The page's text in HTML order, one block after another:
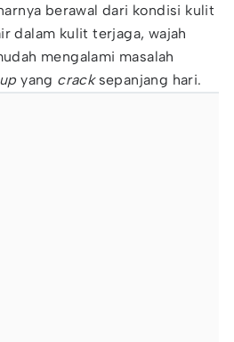
berawal dari kondisi kulit
dalam kulit terjaga, wajah
mengalami masalah
yang cracksepanjang hari.